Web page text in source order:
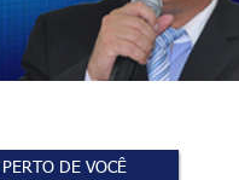
DE VOCÊ